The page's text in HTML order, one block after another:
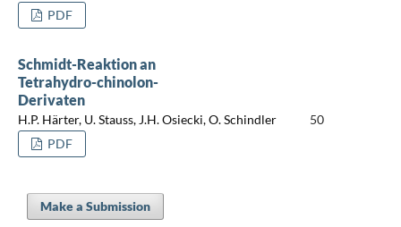
PDF
Schmidt-Reaktion an
Tetrahydro-chinolon-
Derivaten
H.P. Härter, U. Stauss, J.H. Osiecki, O. Schindler
50
PDF
Make a Submission